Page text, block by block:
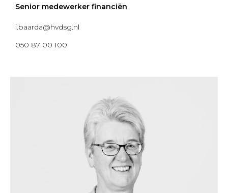
Senior medewerker financiën
i.baarda@hvdsg.nl
050 87 00 100